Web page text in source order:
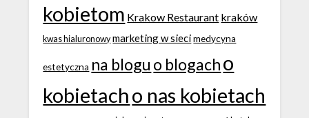
kobietom Krakow Restaurant kraków
kwas hialuronowy marketing w sieci medycyna
estetyczna na blogu o blogacho
kobietacho nas kobietach